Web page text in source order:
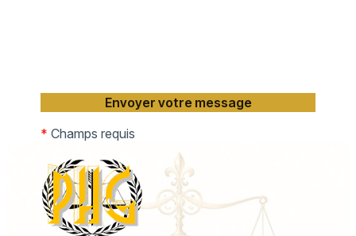
* Champs requis